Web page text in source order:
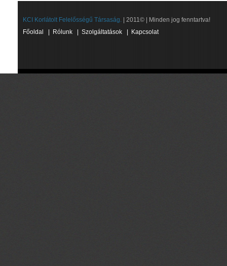
KCI Korlátolt Felelősségű Társaság. | 2011© | Minden jog fenntartva!
Főoldal
Rólunk Szolgáltatások Kapcsolat